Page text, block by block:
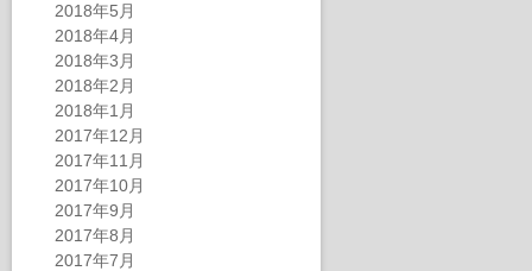
2018年5月
2018年4月
2018年3月
2018年2月
2018年1月
2017年12月
2017年11月
2017年10月
2017年9月
2017年8月
2017年7月